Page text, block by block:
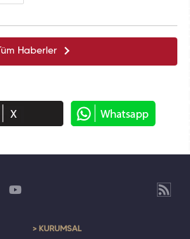
Tüm Haberler
> KURUMSAL